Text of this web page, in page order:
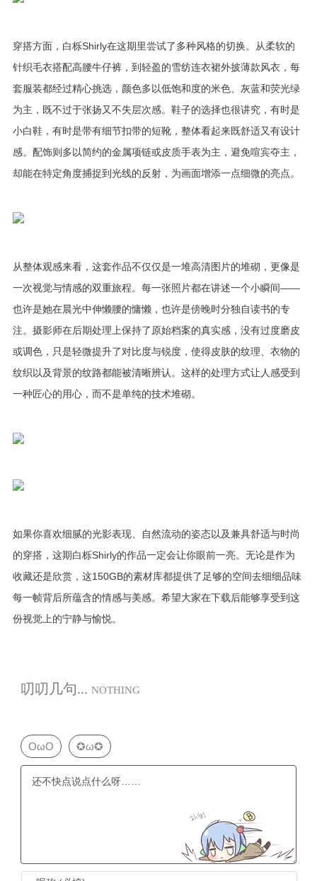
穿搭方面，白栎Shirly在这期里尝试了多种风格的切换。从柔软的
针织毛衣搭配高腰牛仔裤，到轻盈的雪纺连衣裙外披薄款风衣，每
套服装都经过精心挑选，颜色多以低饱和度的米色、灰蓝和荧光绿
为主，既不过于张扬又不失层次感。鞋子的选择也很讲究，有时是
小白鞋，有时是带有细节扣带的短靴，整体看起来既舒适又有设计
感。配饰则多以简约的金属项链或皮质手表为主，避免喧宾夺主，
却能在特定角度捕捉到光线的反射，为画面增添一点细微的亮点。
从整体观感来看，这套作品不仅仅是一堆高清图片的堆砌，更像是
一次视觉与情感的双重旅程。每一张照片都在讲述一个小瞬间——
也许是她在晨光中伸懒腰的慵懒，也许是傍晚时分独自读书的专
注。摄影师在后期处理上保持了原始档案的真实感，没有过度磨皮
或调色，只是轻微提升了对比度与锐度，使得皮肤的纹理、衣物的
纹织以及背景的纹路都能被清晰辨认。这样的处理方式让人感受到
一种匠心的用心，而不是单纯的技术堆砌。
如果你喜欢细腻的光影表现、自然流动的姿态以及兼具舒适与时尚
的穿搭，这期白栎Shirly的作品一定会让你眼前一亮。无论是作为
收藏还是欣赏，这150GB的素材库都提供了足够的空间去细细品味
每一帧背后所蕴含的情感与美感。希望大家在下载后能够享受到这
份视觉上的宁静与愉悦。
叨叨几句... NOTHING
OωO ✪ω✪